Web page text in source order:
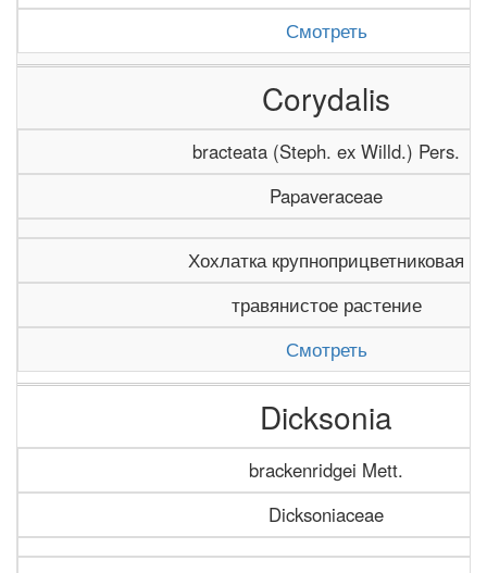
Смотреть
Corydalis
bracteata (Steph. ex Willd.) Pers.
Papaveraceae
Хохлатка крупноприцветниковая
травянистое растение
Смотреть
Dicksonia
brackenridgei Mett.
Dicksoniaceae